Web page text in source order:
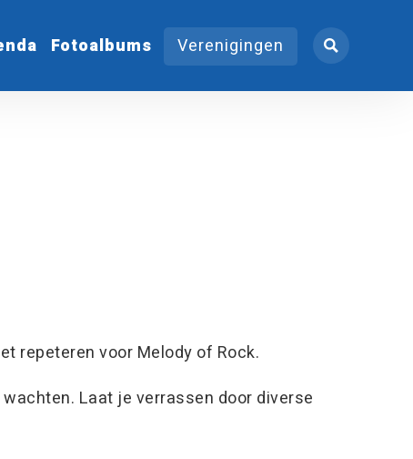
Fotoalbums Verenigingen
repeteren voor Melody of Rock.
Laat je verrassen door diverse